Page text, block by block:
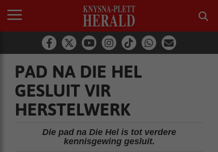
PAD NA DIE HEL
GESLUIT VIR
HERSTELWERK
Die pad na Die Hel is tot verdere
kennisgewing gesluit.